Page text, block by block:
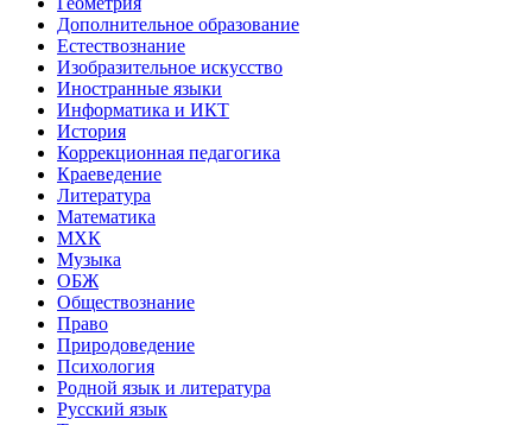
Дополнительное образование
Естествознание
Изобразительное искусство
Иностранные языки
Информатика и ИКТ
История
Коррекционная педагогика
Краеведение
Литература
Математика
МХК
Музыка
ОБЖ
Обществознание
Право
Природоведение
Психология
Родной язык и литература
Русский язык